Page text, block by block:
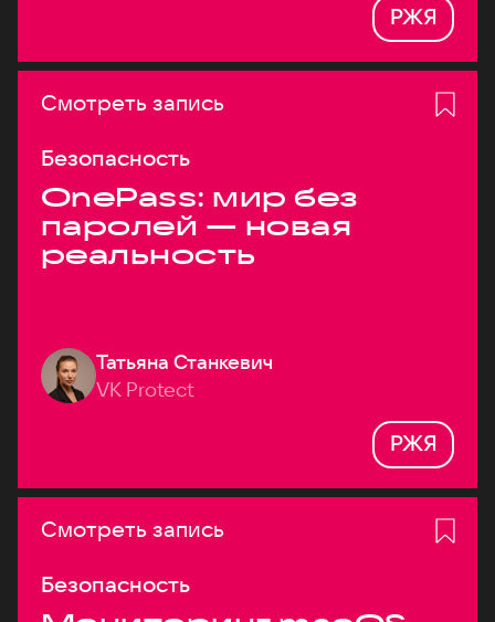
РЖЯ
Смотреть запись
Безопасность
OnePass: мир без
паролей — новая
реальность
Татьяна Станкевич
VK Protect
РЖЯ
Смотреть запись
Безопасность